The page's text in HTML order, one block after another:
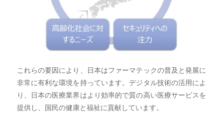
これらの要因により、日本はファーマテックの普及と発展に
非常に有利な環境を持っています。デジタル技術の活用によ
り、日本の医療業界はより効率的で質の高い医療サービスを
提供し、国民の健康と福祉に貢献しています。